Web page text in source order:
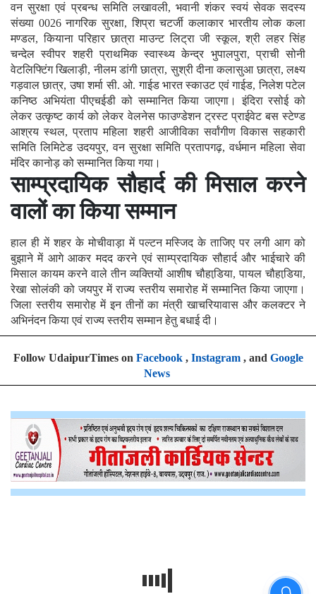
वन सुरक्षा एवं प्रबन्ध समिति लखावली, भवानी शंकर स्वयं सेवक सदस्य
संख्या 0026 नागरिक सुरक्षा, शिप्रा चटर्जी कलाकार भारतीय लोक कला
मण्डल, कियाना परिहार छात्रा माउन्ट लिट्रा जी स्कूल, श्री लहर सिंह
चन्देल स्वीपर शहरी प्राथमिक स्वास्थ्य केन्द्र भुपालपुरा, प्राची सोनी
वेटलिफ्टिंग खिलाड़ी, नीलम डांगी छात्रा, सुश्री दीना कलासुआ छात्रा, लक्ष्य
गड़वाल छात्र, उषा शर्मा सी. ओ. गाईड भारत स्काउट एवं गाईड, निलेश पटेल
कनिष्ठ अभियंता पीएचईडी को सम्मानित किया जाएगा। इंदिरा रसोई को
लेकर उत्कृष्ट कार्य को लेकर वेलनेस फाउण्डेशन ट्रस्ट प्राईवेट बस स्टेण्ड
आश्रय स्थल, प्रताप महिला शहरी आजीविका सर्वांगीण विकास सहकारी
समिति लिमिटेड उदयपुर, वन सुरक्षा समिति प्रतापगढ़, वर्धमान महिला सेवा
मंदिर कानोड़ को सम्मानित किया गया।
साम्प्रदायिक सौहार्द की मिसाल करने
वालों का किया सम्मान
हाल ही में शहर के मोचीवाड़ा में पल्टन मस्जिद के ताजिए पर लगी आग को
बुझाने में आगे आकर मदद करने एवं साम्प्रदायिक सौहार्द और भाईचारे की
मिसाल कायम करने वाले तीन व्यक्तियों आशीष चौहाडि़या, पायल चौहाडि़या,
रेखा सोलंकी को जयपुर में राज्य स्तरीय समारोह में सम्मानित किया जाएगा।
जिला स्तरीय समारोह में इन तीनों का मंत्री खाचरियावास और कलक्टर ने
अभिनंदन किया एवं राज्य स्तरीय सम्मान हेतु बधाई दी।
Follow UdaipurTimes on Facebook, Instagram, and Google
News